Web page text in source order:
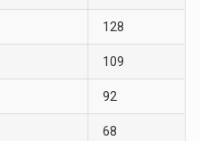
128
109
92
68